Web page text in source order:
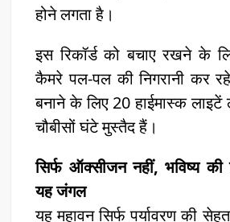
होने लगता है।
इस रिकॉर्ड को बचाए रखने के
कैमरे पल-पल की निगरानी कर
बनाने के लिए 20 हाईमास्क लाइटें
चौबीसों घंटे मुस्तैद हैं।
सिर्फ ऑक्सीजन नहीं, भविष्य की
यह जंगल
​यह महावन सिर्फ पर्यावरण की